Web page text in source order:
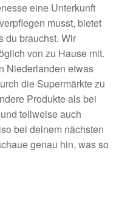
eine Unterkunft
musst, bietet
du brauchst. Wir
von zu Hause mit.
Niederlanden etwas
die Supermärkte zu
Produkte als bei
teilweise auch
bei deinem nächsten
genau hin, was so